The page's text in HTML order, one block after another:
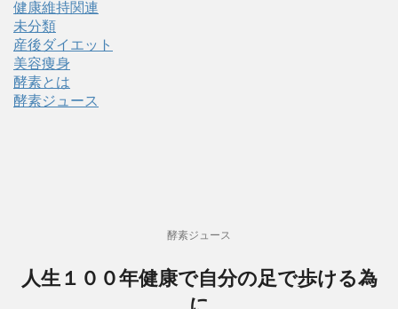
健康維持関連
未分類
産後ダイエット
美容痩身
酵素とは
酵素ジュース
酵素ジュース
人生１００年健康で自分の足で歩ける為